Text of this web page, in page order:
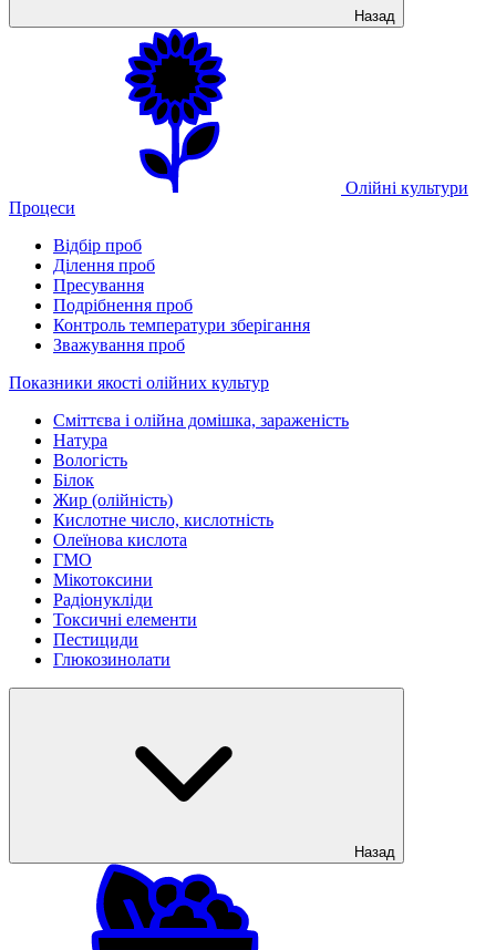
Назад
Олійні культури
Процеси
Відбір проб
Ділення проб
Пресування
Подрібнення проб
Контроль температури зберігання
Зважування проб
Показники якості олійних культур
Сміттєва і олійна домішка, зараженість
Натура
Вологість
Білок
Жир (олійність)
Кислотне число, кислотність
Олеїнова кислота
ГМО
Мікотоксини
Радіонукліди
Токсичні елементи
Пестициди
Глюкозинолати
Назад